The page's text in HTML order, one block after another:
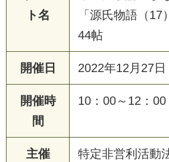
ト名
「源氏物語（
44帖
開催日 2022年12月27日
開催時
間
10：00～12：00
主催
特定非営利活動